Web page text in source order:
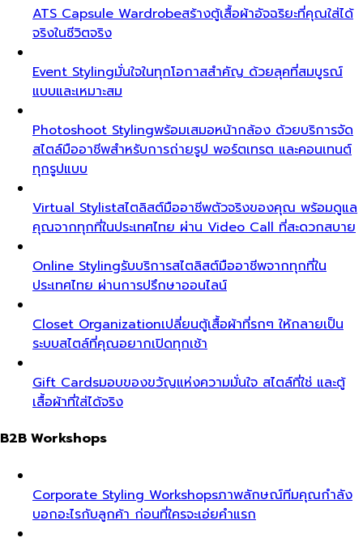
ATS Capsule Wardrobeสร้างตู้เสื้อผ้าอัจฉริยะที่คุณใส่ได้
จริงในชีวิตจริง
Event Stylingมั่นใจในทุกโอกาสสำคัญ ด้วยลุคที่สมบูรณ์
แบบและเหมาะสม
Photoshoot Stylingพร้อมเสมอหน้ากล้อง ด้วยบริการจัด
สไตล์มืออาชีพสำหรับการถ่ายรูป พอร์ตเทรต และคอนเทนต์
ทุกรูปแบบ
Virtual Stylistสไตลิสต์มืออาชีพตัวจริงของคุณ พร้อมดูแล
คุณจากทุกที่ในประเทศไทย ผ่าน Video Call ที่สะดวกสบาย
Online Stylingรับบริการสไตลิสต์มืออาชีพจากทุกที่ใน
ประเทศไทย ผ่านการปรึกษาออนไลน์
Closet Organizationเปลี่ยนตู้เสื้อผ้าที่รกๆ ให้กลายเป็น
ระบบสไตล์ที่คุณอยากเปิดทุกเช้า
Gift Cardsมอบของขวัญแห่งความมั่นใจ สไตล์ที่ใช่ และตู้
เสื้อผ้าที่ใส่ได้จริง
B2B Workshops
Corporate Styling Workshopsภาพลักษณ์ทีมคุณกำลัง
บอกอะไรกับลูกค้า ก่อนที่ใครจะเอ่ยคำแรก